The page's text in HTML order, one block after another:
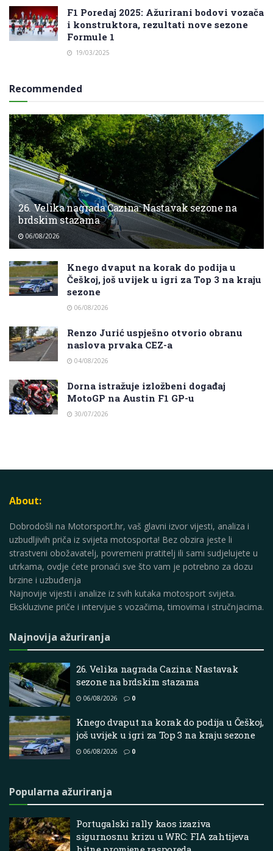
F1 Poredaj 2025: Ažurirani bodovi vozača
i konstruktora, rezultati nove sezone
Formule 1
19/03/2025
Recommended
26. Velika nagrada Cazina: Nastavak sezone na
brdskim stazama
06/08/2026
Knego dvaput na korak do podija u
Češkoj, još uvijek u igri za Top 3 na kraju
sezone
06/08/2026
Renzo Jurić uspješno otvorio obranu
naslova prvaka CEZ-a
04/08/2026
Dorna istražuje izložbeni događaj
MotoGP na Austin F1 GP-u
30/07/2026
About:
Dobrodošli na Motorsport.hr, vaš glavni izvor vijesti, analiza i
uzbudljivih priča iz svijeta motosporta! Bez obzira jeste li
strastveni obožavatelj, povremeni pratitelj ili sami sudjelujete u
utrkama, ovdje ćete pronaći sve što vam je potrebno za dozu
brzine i uzbuđenja
Najnovije vijesti i analize iz svih kutaka motosport svijeta.
Ekskluzivne priče i intervjue s vozačima, timovima i stručnjacima.
Najnovija ažuriranja
26. Velika nagrada Cazina: Nastavak
sezone na brdskim stazama
06/08/2026 0
Knego dvaput na korak do podija u Češkoj,
još uvijek u igri za Top 3 na kraju sezone
06/08/2026 0
Popularna ažuriranja
Portugalski rally kaos izaziva
sigurnosnu krizu u WRC: FIA zahtijeva